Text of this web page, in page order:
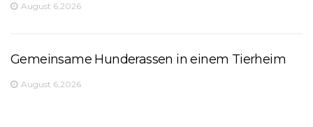
August 6,2026
Gemeinsame Hunderassen in einem Tierheim
August 6,2026